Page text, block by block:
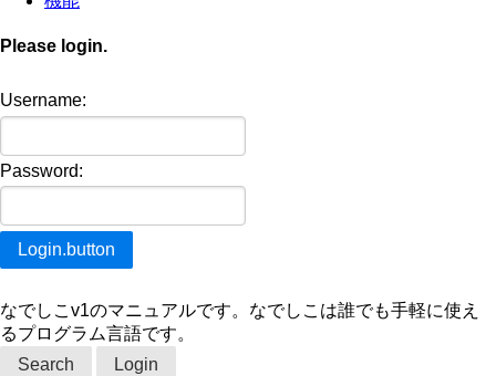
Please login.
Username:
Password:
なでしこv1のマニュアルです。なでしこは誰でも手軽に使え
るプログラム言語です。
Search
Login